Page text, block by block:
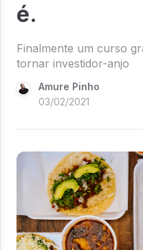
é.
Finalmente um curso
tornar investidor-anjo
Amure Pinho
03/02/2021